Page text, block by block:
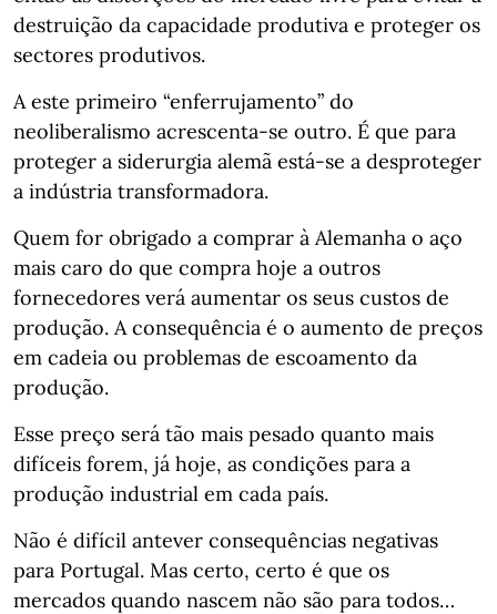
destruição da capacidade produtiva e proteger os
sectores produtivos.
A este primeiro “enferrujamento” do
neoliberalismo acrescenta-se outro. É que para
proteger a siderurgia alemã está-se a desproteger
a indústria transformadora.
Quem for obrigado a comprar à Alemanha o aço
mais caro do que compra hoje a outros
fornecedores verá aumentar os seus custos de
produção. A consequência é o aumento de preços
em cadeia ou problemas de escoamento da
produção.
Esse preço será tão mais pesado quanto mais
difíceis forem, já hoje, as condições para a
produção industrial em cada país.
Não é difícil antever consequências negativas
para Portugal. Mas certo, certo é que os
mercados quando nascem não são para todos…